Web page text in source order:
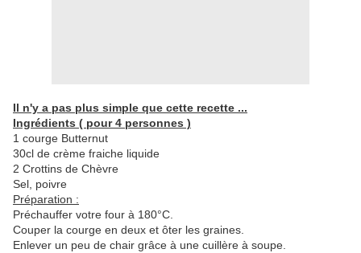
Il n'y a pas plus simple que cette recette ...
Ingrédients ( pour 4 personnes )
1 courge Butternut
30cl de crème fraiche liquide
2 Crottins de Chèvre
Sel, poivre
Préparation :
Préchauffer votre four à 180°C.
Couper la courge en deux et ôter les graines.
Enlever un peu de chair grâce à une cuillère à soupe.